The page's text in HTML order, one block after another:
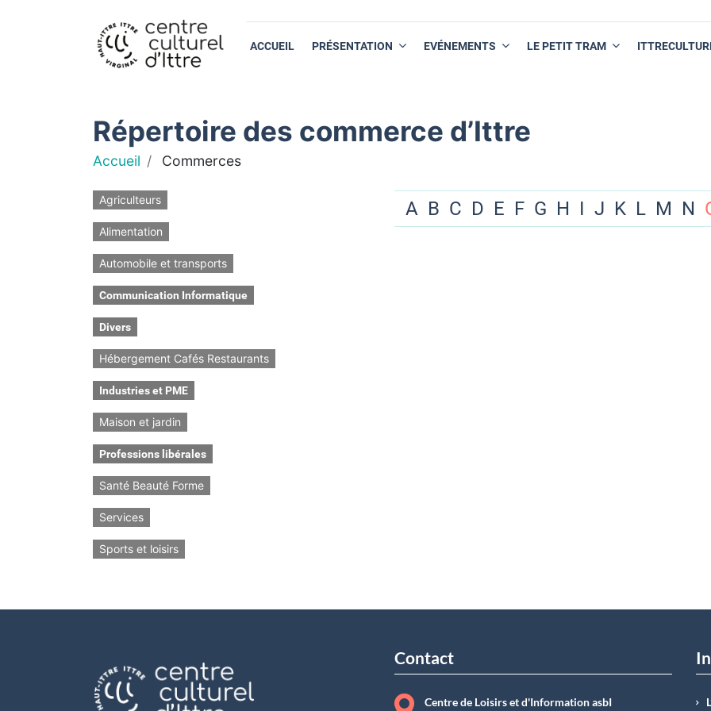
ACCUEIL PRÉSENTATION EVÉNEMENTS LE PETIT TRAM
Répertoire des commerce d’Ittre
Accueil Commerces
Agriculteurs
Alimentation
Automobile et transports
Communication Informatique
Divers
Hébergement Cafés Restaurants
Industries et PME
Maison et jardin
Professions libérales
Santé Beauté Forme
Services
Sports et loisirs
A B C D E F G H I J K L M N
Contact
Centre de Loisirs et d'Information asbI